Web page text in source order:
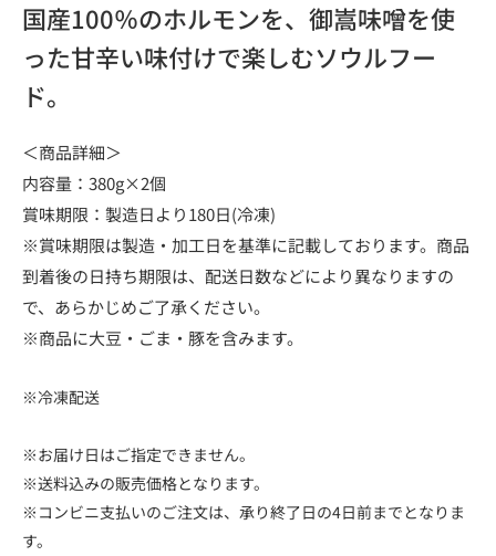
国産100％のホルモンを、御嵩味噌を使
った甘辛い味付けで楽しむソウルフー
ド。
＜商品詳細＞
内容量：380g×2個
賞味期限：製造日より180日(冷凍)
※賞味期限は製造・加工日を基準に記載しております。商品
到着後の日持ち期限は、配送日数などにより異なりますの
で、あらかじめご了承ください。
※商品に大豆・ごま・豚を含みます。
※冷凍配送
※お届け日はご指定できません。
※送料込みの販売価格となります。
※コンビニ支払いのご注文は、承り終了日の4日前までとなりま
す。